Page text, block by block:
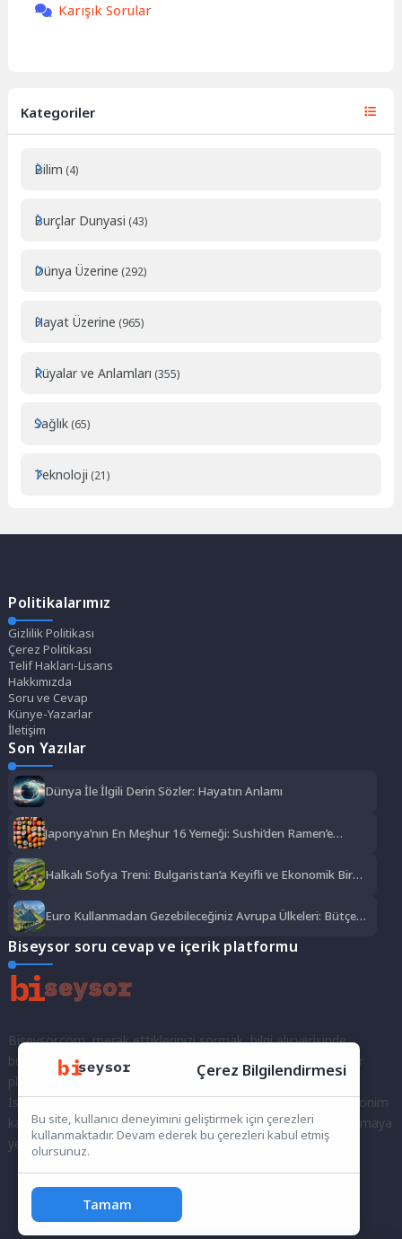
Karışık Sorular
Kategoriler
Bilim (4)
Burçlar Dunyasi (43)
Dünya Üzerine (292)
Hayat Üzerine (965)
Rüyalar ve Anlamları (355)
Sağlık (65)
Teknoloji (21)
Politikalarımız
Gizlilik Politikası
Çerez Politikası
Telif Hakları-Lisans
Hakkımızda
Soru ve Cevap
Künye-Yazarlar
İletişim
Son Yazılar
Dünya İle İlgili Derin Sözler: Hayatın Anlamı
Japonya’nın En Meşhur 16 Yemeği: Sushi’den Ramen’e
Halkalı Sofya Treni: Bulgaristan’a Keyifli ve Ekonomik Bir
Euro Kullanmadan Gezebileceğiniz Avrupa Ülkeleri: Bütçe
Biseysor soru cevap ve içerik platformu
Biseysor.com, merak ettiklerinizi sormak, bilgi alışverişinde
bulunmak ve fikirlerinizi paylaşmak için bir araya geldiğimiz bir
platformdur.
İster kayıtlı bir kullanıcı olarak topluluğumuza katılın, ister anonim
kalarak sorularınızı yöneltin; burada her türlü soruya ve tartışmaya
yer var. Bilgiyi keşfetmek ve paylaşmak için bize katılın!
Çerez Bilgilendirmesi
Bu site, kullanıcı deneyimini geliştirmek için çerezleri
kullanmaktadır. Devam ederek bu çerezleri kabul etmiş
olursunuz.
Tamam